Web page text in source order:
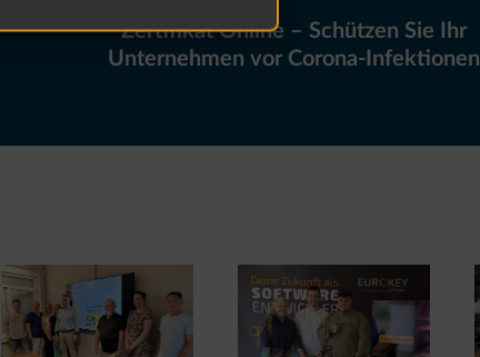
Zertifikat Online – Schützen Sie Ihr
Unternehmen vor Corona-Infektionen